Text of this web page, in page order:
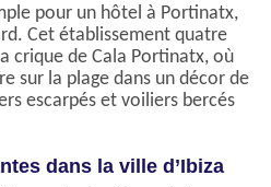
pour un hôtel à Portinatx,
Cet établissement quatre
crique de Cala Portinatx, où
sur la plage dans un décor de
escarpés et voiliers bercés
dans la ville d’Ibiza